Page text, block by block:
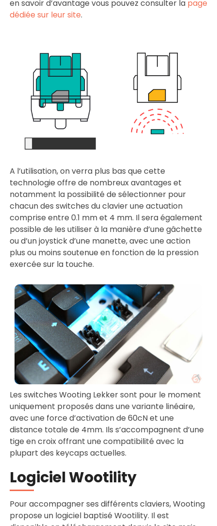
en savoir d’avantage vous pouvez consulter la page
dédiée sur leur site.
A l’utilisation, on verra plus bas que cette
technologie offre de nombreux avantages et
notamment la possibilité de sélectionner pour
chacun des switches du clavier une actuation
comprise entre 0.1 mm et 4 mm. Il sera également
possible de les utiliser à la manière d’une gâchette
ou d’un joystick d’une manette, avec une action
plus ou moins soutenue en fonction de la pression
exercée sur la touche.
Les switches Wooting Lekker sont pour le moment
uniquement proposés dans une variante linéaire,
avec une force d’activation de 60cN et une
distance totale de 4mm. Ils s’accompagnent d’une
tige en croix offrant une compatibilité avec la
plupart des keycaps actuelles.
Logiciel Wootility
Pour accompagner ses différents claviers, Wooting
propose un logiciel baptisé Wootility. Il est